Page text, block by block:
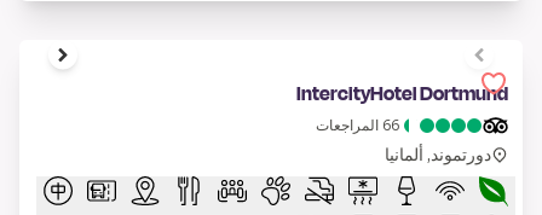
1 of 7
IntercityHotel Dortmund
66 المراجعات
دورتموند, ألمانيا